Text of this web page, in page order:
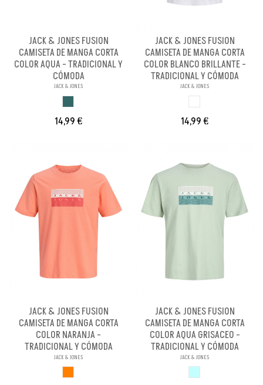
JACK & JONES FUSION
CAMISETA DE MANGA CORTA
COLOR AQUA - TRADICIONAL Y
CÓMODA
JACK & JONES
14,99 €
JACK & JONES FUSION
CAMISETA DE MANGA CORTA
COLOR BLANCO BRILLANTE -
TRADICIONAL Y CÓMODA
JACK & JONES
14,99 €
JACK & JONES FUSION
CAMISETA DE MANGA CORTA
COLOR NARANJA -
TRADICIONAL Y CÓMODA
JACK & JONES
JACK & JONES FUSION
CAMISETA DE MANGA CORTA
COLOR AQUA GRISACEO -
TRADICIONAL Y CÓMODA
JACK & JONES